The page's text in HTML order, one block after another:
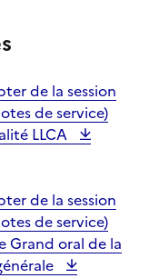
de la session
de service)
LLCA
de la session
de service)
Grand oral de la